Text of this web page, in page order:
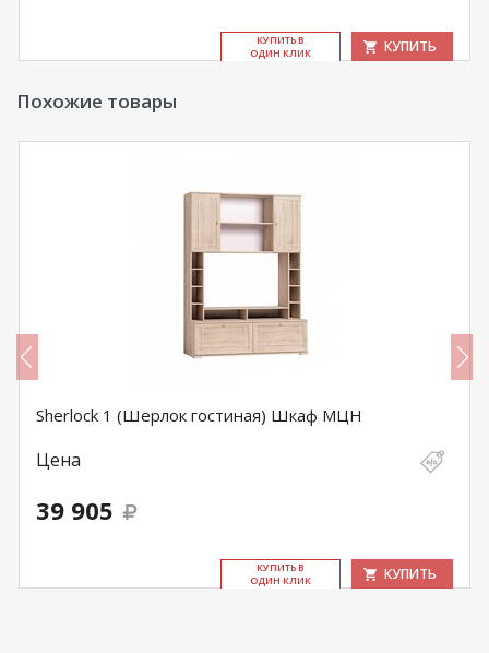
КУ­ПИТЬ В
ОДИН КЛИК
КУПИТЬ
Похожие товары
Sherlock 1 (Шерлок гостиная) Шкаф МЦН
Цена
39 905
КУ­ПИТЬ В
ОДИН КЛИК
КУПИТЬ